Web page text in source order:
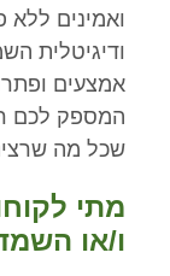
ואמינים
ודיגיטלית
אמצעים
המספק לכם
שכל מה
מתי
ו/או